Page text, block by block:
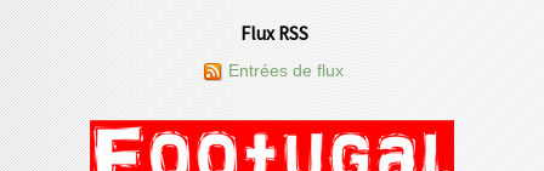
Flux RSS
Entrées de flux